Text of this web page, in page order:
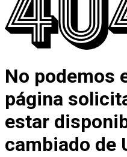
No podemos
página
estar
cambiado de